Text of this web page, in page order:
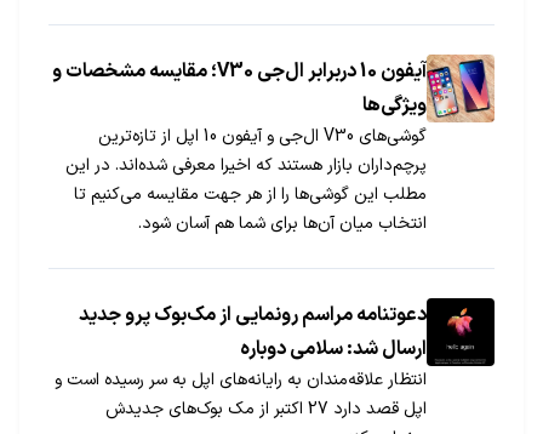
هزینه دارد؟
آیفون 10 دربرابر ال‌جی V30؛ مقایسه مشخصات و
ویژگی‌ها
گوشی‌های V30 ال‌جی و آیفون 10 اپل از تازه‌ترین
پرچم‌داران بازار هستند که اخیرا معرفی شده‌اند. در این
مطلب این گوشی‌ها را از هر جهت مقایسه می‌کنیم تا
انتخاب میان آن‌ها برای شما هم آسان شود.
دعوتنامه مراسم رونمایی از مک‌بوک پرو جدید
ارسال شد: سلامی دوباره
انتظار علاقه‌مندان به رایانه‌های اپل به سر رسیده است و
اپل قصد دارد 27 اکتبر از مک‌ بوک‌های جدیدش